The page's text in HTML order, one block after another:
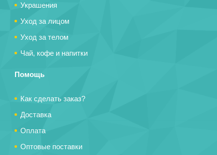
Украшения
Уход за лицом
Уход за телом
Чай, кофе и напитки
Помощь
Как сделать заказ?
Доставка
Оплата
Оптовые поставки